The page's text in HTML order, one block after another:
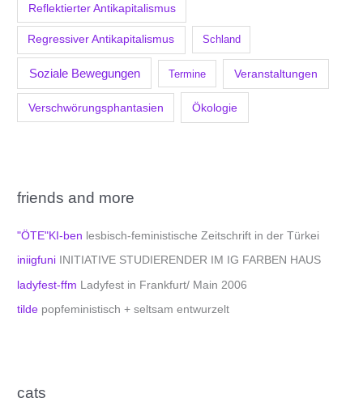
Reflektierter Antikapitalismus
Regressiver Antikapitalismus Schland
Soziale Bewegungen Termine Veranstaltungen
Verschwörungsphantasien Ökologie
friends and more
"ÖTE"KI-ben lesbisch-feministische Zeitschrift in der Türkei
iniigfuni INITIATIVE STUDIERENDER IM IG FARBEN HAUS
ladyfest-ffm Ladyfest in Frankfurt/ Main 2006
tilde popfeministisch + seltsam entwurzelt
cats